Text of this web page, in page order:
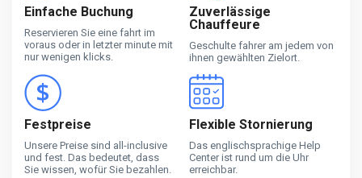
Einfache Buchung
Reservieren Sie eine fahrt im
voraus oder in letzter minute mit
nur wenigen klicks.
Zuverlässige
Chauffeure
Geschulte fahrer am jedem von
ihnen gewählten Zielort.
Festpreise
Unsere Preise sind all-inclusive
und fest. Das bedeutet, dass
Sie wissen, wofür Sie bezahlen.
Flexible Stornierung
Das englischsprachige Help
Center ist rund um die Uhr
erreichbar.